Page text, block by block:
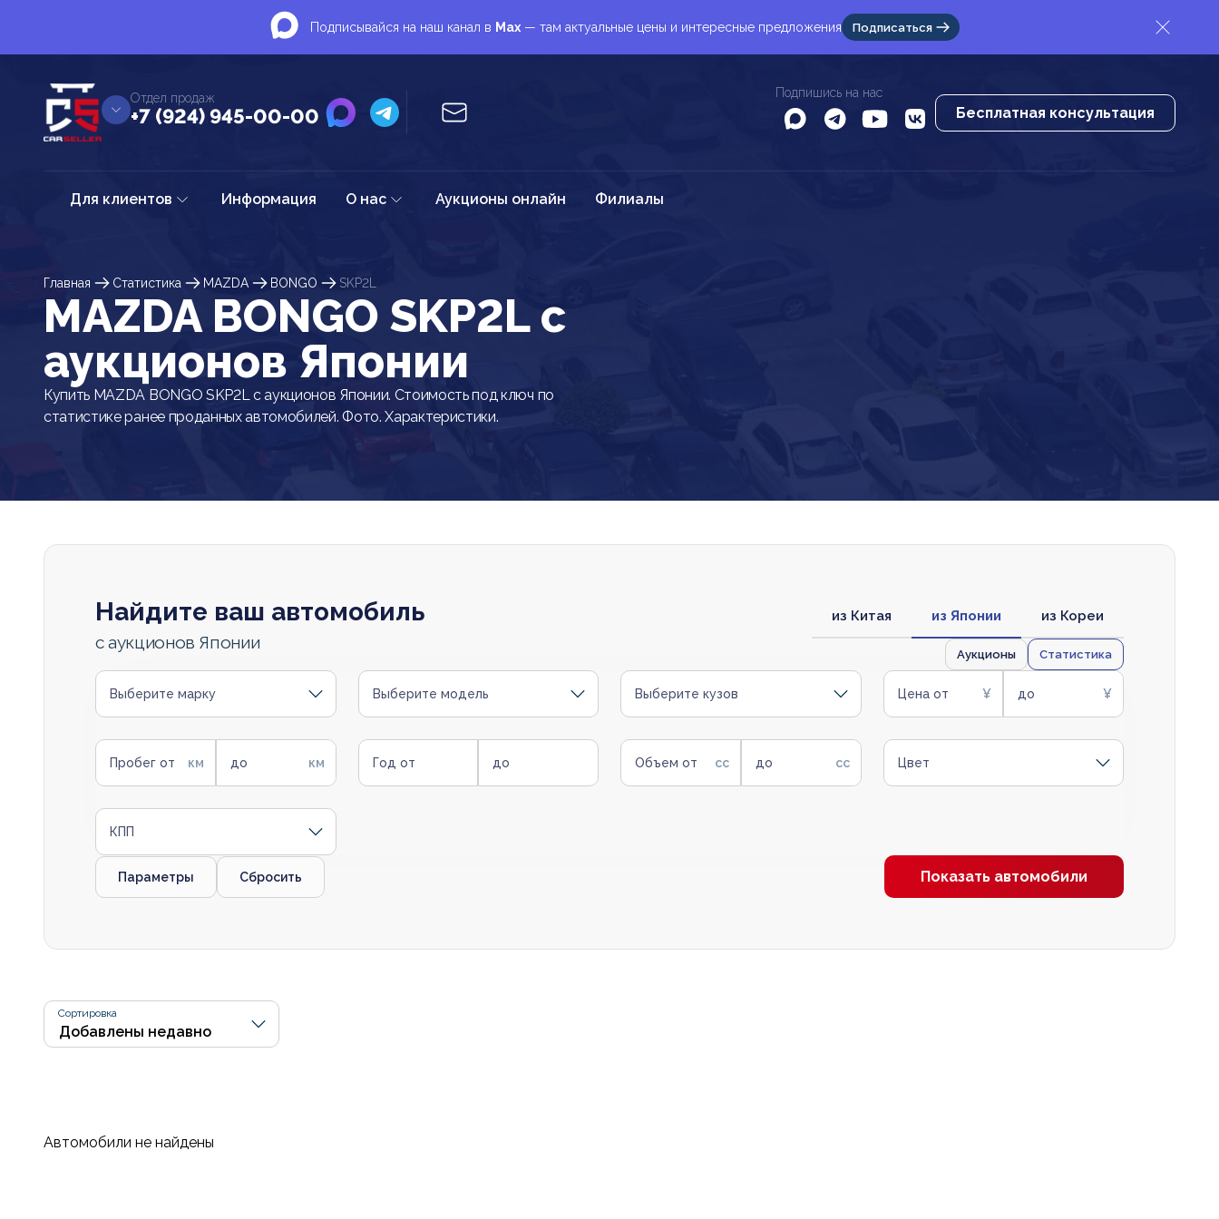
Подписывайся на наш канал в Max — там актуальные цены и интересные предложения Подписаться
Отдел продаж
+7 (924) 945-00-00
Подпишись на нас
Бесплатная консультация
Для клиентов Информация О нас Аукционы онлайн Филиалы
Главная Статистика MAZDA BONGO SKP2L
MAZDA BONGO SKP2L c
аукционов Японии
Купить MAZDA BONGO SKP2L с аукционов Японии. Стоимость под ключ по
статистике ранее проданных автомобилей. Фото. Характеристики.
Найдите ваш автомобиль
с аукционов Японии
из Китая из Японии из Кореи
Аукционы Статистика
Выберите марку Выберите модель Выберите кузов Цена от до
Пробег от до Год от до Объем от до Цвет
КПП
Параметры Сбросить Показать автомобили
Сортировка
Автомобили не найдены